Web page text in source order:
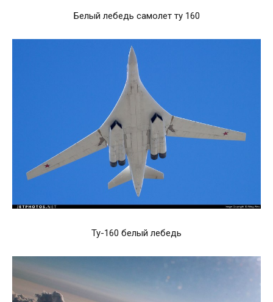
Белый лебедь самолет ту 160
Ту-160 белый лебедь